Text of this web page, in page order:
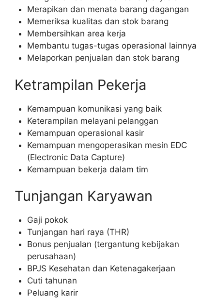
Merapikan dan menata barang dagangan
Memeriksa kualitas dan stok barang
Membersihkan area kerja
Membantu tugas-tugas operasional lainnya
Melaporkan penjualan dan stok barang
Ketrampilan Pekerja
Kemampuan komunikasi yang baik
Keterampilan melayani pelanggan
Kemampuan operasional kasir
Kemampuan mengoperasikan mesin EDC
(Electronic Data Capture)
Kemampuan bekerja dalam tim
Tunjangan Karyawan
Gaji pokok
Tunjangan hari raya (THR)
Bonus penjualan (tergantung kebijakan
perusahaan)
BPJS Kesehatan dan Ketenagakerjaan
Cuti tahunan
Peluang karir